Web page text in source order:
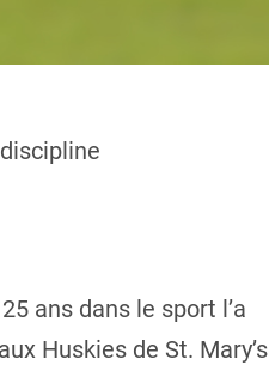
ans dans le sport l’a
Huskies de St. Mary’s